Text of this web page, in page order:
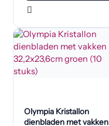
Olympia Kristallon
dienbladen met vakken